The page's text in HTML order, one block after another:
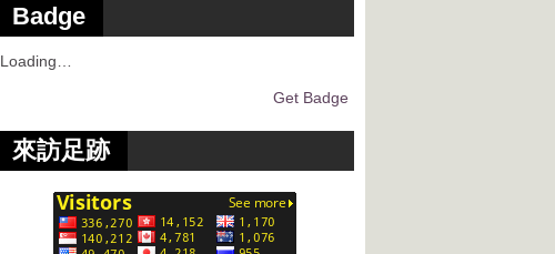
Badge
Loading…
Get Badge
來訪足跡